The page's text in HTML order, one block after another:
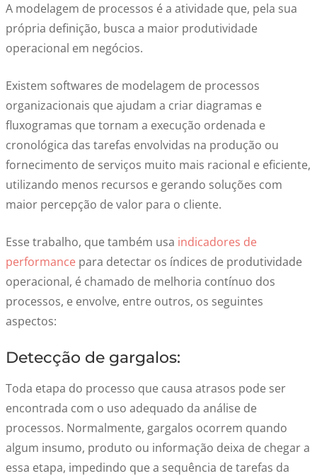
A modelagem de processos é a atividade que, pela sua
própria definição, busca a maior produtividade
operacional em negócios.
Existem softwares de modelagem de processos
organizacionais que ajudam a criar diagramas e
fluxogramas que tornam a execução ordenada e
cronológica das tarefas envolvidas na produção ou
fornecimento de serviços muito mais racional e eficiente,
utilizando menos recursos e gerando soluções com
maior percepção de valor para o cliente.
Esse trabalho, que também usa indicadores de
performance para detectar os índices de produtividade
operacional, é chamado de melhoria contínuo dos
processos, e envolve, entre outros, os seguintes
aspectos:
Detecção de gargalos:
Toda etapa do processo que causa atrasos pode ser
encontrada com o uso adequado da análise de
processos. Normalmente, gargalos ocorrem quando
algum insumo, produto ou informação deixa de chegar a
essa etapa, impedindo que a sequência de tarefas da